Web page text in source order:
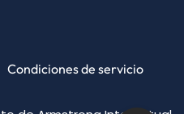
Condiciones de servicio